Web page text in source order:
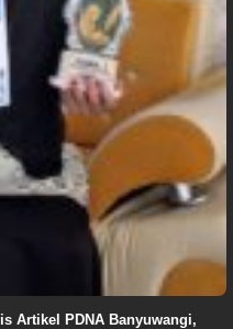
Artikel PDNA Banyuwangi,